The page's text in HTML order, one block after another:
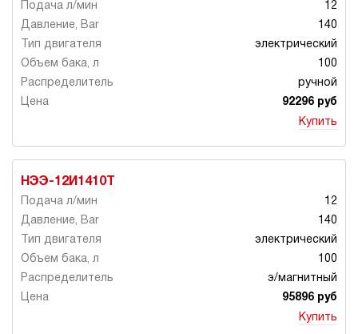
12
140
электрический
100
ручной
92296 руб
Купить
НЭЭ-12И1410Т
12
140
электрический
100
э/магнитный
95896 руб
Купить